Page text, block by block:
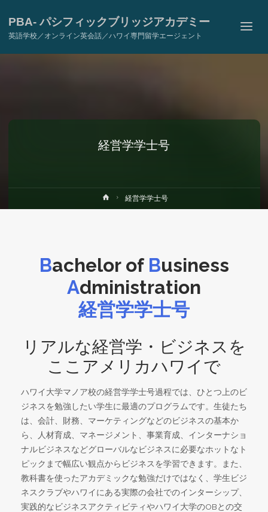
PBA- パシフィックブリッジアカデミー
英語学校／オンライン英会話／ハワイ専門留学エージェント
経営学学士号
ホ
ー
経営学学士号
Bachelor of Business
Administration
経営学学士号
リアルな経営学・ビジネスを
ここアメリカハワイで
ハワイ大学マノア校の経営学学士号過程では、ひとつ上のビ
ジネスを勉強したい学生に最適のプログラムです。生徒たち
は、会計、財務、マーケティングなどのビジネスの基本か
ら、人材育成、マネージメント、事業育成、インターナショ
ナルビジネスなどグローバルなビジネスに必要なホットなト
ピックまで幅広い観点からビジネスを学習できます。また、
教科書を使ったアカデミックな勉強だけではなく、学生ビジ
ネスクラブやハワイにある実際の会社でのインターシップ、
実践的なビジネスアクティビティやハワイ大学のOBとの交